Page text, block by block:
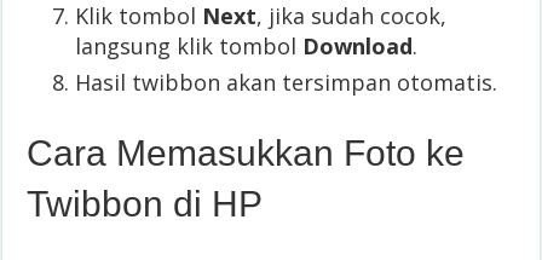
Klik tombol Next, jika sudah cocok,
langsung klik tombol Download.
Hasil twibbon akan tersimpan otomatis.
Cara Memasukkan Foto ke
Twibbon di HP